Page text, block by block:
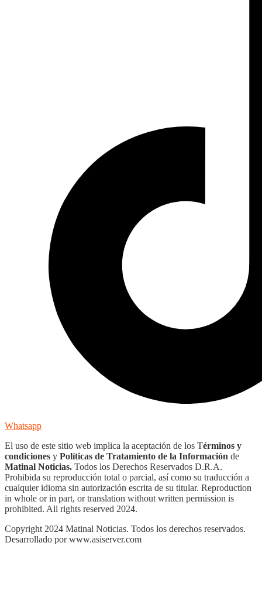
Whatsapp
El uso de este sitio web implica la aceptación de los Términos y
condiciones y Políticas de Tratamiento de la Información de
Matinal Noticias. Todos los Derechos Reservados D.R.A.
Prohibida su reproducción total o parcial, así como su traducción a
cualquier idioma sin autorización escrita de su titular. Reproduction
in whole or in part, or translation without written permission is
prohibited. All rights reserved 2024.
Copyright 2024 Matinal Noticias. Todos los derechos reservados.
Desarrollado por www.asiserver.com